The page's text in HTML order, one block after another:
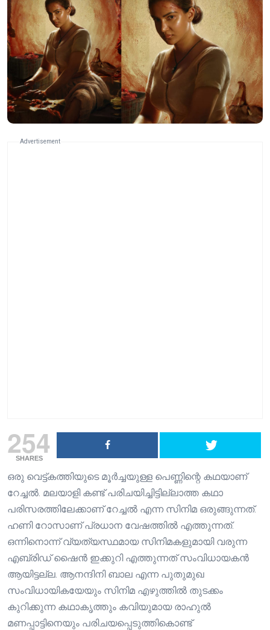
Advertisement
254
SHARES
ഒരു വെട്ട്കത്തിയുടെ മൂർച്ചയുള്ള പെണ്ണിന്റെ കഥയാണ്
റേച്ചൽ. മലയാളി കണ്ട് പരിചയിച്ചിട്ടില്ലാത്ത കഥാ
പരിസരത്തിലേക്കാണ് റേച്ചൽ എന്ന സിനിമ ഒരുങ്ങുന്നത്.
ഹണി റോസാണ് പ്രധാന വേഷത്തിൽ എത്തുന്നത്.
ഒന്നിനൊന്ന് വ്യത്യസ്ഥമായ സിനിമകളുമായി വരുന്ന
എബ്രിഡ് ഷൈൻ ഇക്കുറി എത്തുന്നത് സംവിധായകൻ
ആയിട്ടല്ല. ആനന്ദിനി ബാല എന്ന പുതുമുഖ
സംവിധായികയേയും സിനിമ എഴുത്തിൽ തുടക്കം
കുറിക്കുന്ന കഥാകൃത്തും കവിയുമായ രാഹുൽ
മണപ്പാട്ടിനെയും പരിചയപ്പെടുത്തികൊണ്ട്